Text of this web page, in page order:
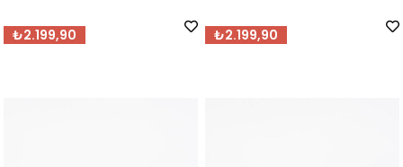
₺2.199,90 ₺2.199,90